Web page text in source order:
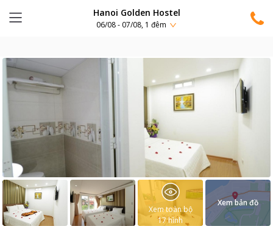
Hanoi Golden Hostel
06/08 - 07/08, 1 đêm
Xem toàn bộ
17hình
Xem bản đồ